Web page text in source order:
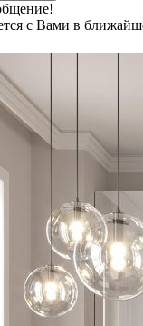
с Вами в